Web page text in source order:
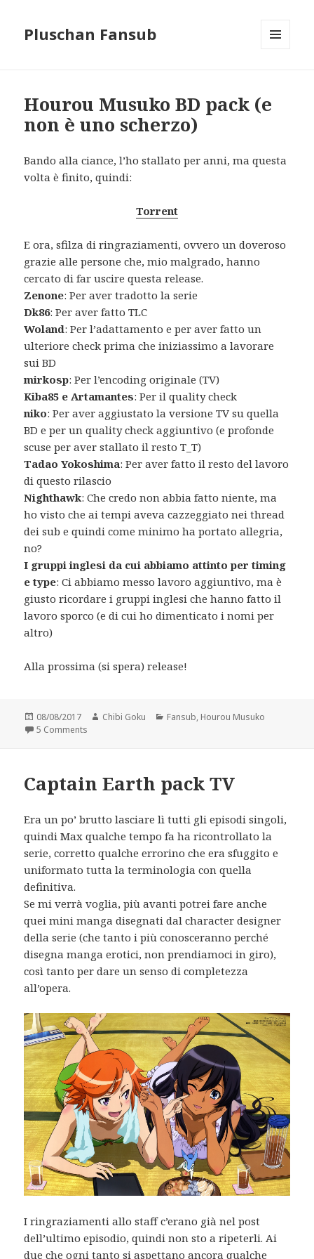
Pluschan Fansub
Hourou Musuko BD pack (e
non è uno scherzo)
Bando alla ciance, l’ho stallato per anni, ma questa
volta è finito, quindi:
Torrent
E ora, sfilza di ringraziamenti, ovvero un doveroso
grazie alle persone che, mio malgrado, hanno
cercato di far uscire questa release.
Zenone: Per aver tradotto la serie
Dk86: Per aver fatto TLC
Woland: Per l’adattamento e per aver fatto un
ulteriore check prima che iniziassimo a lavorare
sui BD
mirkosp: Per l’encoding originale (TV)
Kiba85 e Artamantes: Per il quality check
niko: Per aver aggiustato la versione TV su quella
BD e per un quality check aggiuntivo (e profonde
scuse per aver stallato il resto T_T)
Tadao Yokoshima: Per aver fatto il resto del lavoro
di questo rilascio
Nighthawk: Che credo non abbia fatto niente, ma
ho visto che ai tempi aveva cazzeggiato nei thread
dei sub e quindi come minimo ha portato allegria,
no?
I gruppi inglesi da cui abbiamo attinto per timing
e type: Ci abbiamo messo lavoro aggiuntivo, ma è
giusto ricordare i gruppi inglesi che hanno fatto il
lavoro sporco (e di cui ho dimenticato i nomi per
altro)
Alla prossima (si spera) release!
Posted
on
08/08/2017 Author
Chibi Goku Categories
Fansub, Hourou Musuko
5 Comments
Captain Earth pack TV
Era un po’ brutto lasciare lì tutti gli episodi singoli,
quindi Max qualche tempo fa ha ricontrollato la
serie, corretto qualche errorino che era sfuggito e
uniformato tutta la terminologia con quella
definitiva.
Se mi verrà voglia, più avanti potrei fare anche
quei mini manga disegnati dal character designer
della serie (che tanto i più conosceranno perché
disegna manga erotici, non prendiamoci in giro),
così tanto per dare un senso di completezza
all’opera.
I ringraziamenti allo staff c’erano già nel post
dell’ultimo episodio, quindi non sto a ripeterli. Ai
due che ogni tanto si aspettano ancora qualche